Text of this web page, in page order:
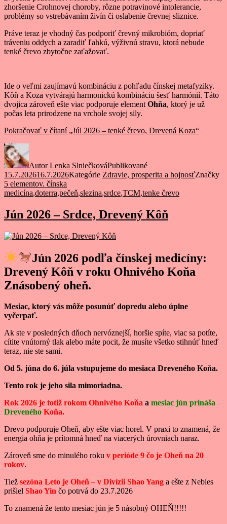
zhoršenie Crohnovej choroby, rôzne potravinové intolerancie,
problémy so vstrebávaním živín či oslabenie črevnej sliznice.
Práve teraz je vhodný čas podporiť črevný mikrobióm, dopriať
tráveniu oddych a zaradiť ľahkú, výživnú stravu, ktorá nebude
tenké črevo zbytočne zaťažovať.
Ide o veľmi zaujímavú kombináciu z pohľadu čínskej metafyziky.
Kôň a Koza vytvárajú harmonickú kombináciu šesť harmónií. Táto
dvojica zároveň ešte viac podporuje element Ohňa, ktorý je už
počas leta prirodzene na vrchole svojej sily.
Pokračovať v čítaní„Júl 2026 – tenké črevo, Drevená Koza“
AutorLenka SlniečkováPublikované
15.7.202616.7.2026Kategórie Zdravie, prosperita a hojnosťZnačky
5 elementov. čínska
medicína,doterra,pečeň,slezina,srdce,TCM,tenke črevo
Jún 2026 – Srdce, Drevený Kôň
Jún 2026 podľa čínskej medicíny:
Drevený Kôň v roku Ohnivého Koňa
Znásobený oheň.
Mesiac, ktorý vás môže posunúť dopredu alebo úplne
vyčerpať.
Ak ste v posledných dňoch nervóznejší, horšie spíte, viac sa potíte,
cítite vnútorný tlak alebo máte pocit, že musíte všetko stihnúť hneď
teraz, nie ste sami.
Od 5. júna do 6. júla vstupujeme do mesiaca Dreveného Koňa.
Tento rok je jeho sila mimoriadna.
Rok 2026 je totiž rokom Ohnivého Koňa a mesiac jún prináša
Dreveného Koňa.
Drevo podporuje Oheň, aby ešte viac horel. V praxi to znamená, že
energia ohňa je prítomná hneď na viacerých úrovniach naraz.
Zároveň sme do minulého roku v perióde 9 čo je Oheň na 20
rokov.
Tiež sezóna Leto je Oheň – v Divízii Shao Yang a ešte z Nebies
prišiel Shao Yin čo potrvá do 23.7.2026
To znamená že tento mesiac jún je 5 násobný OHEŇ!!!!!